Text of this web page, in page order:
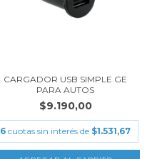
CARGADOR USB SIMPLE GE
PARA AUTOS
$9.190,00
6 cuotas sin interés de $1.531,67